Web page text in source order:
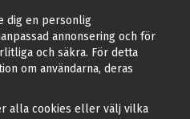
dig en personlig
annonsering och för
och säkra. För detta
om användarna, deras
alla cookies eller välj vilka